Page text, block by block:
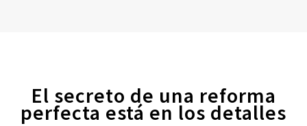
El secreto de una reforma
perfecta está en los detalles